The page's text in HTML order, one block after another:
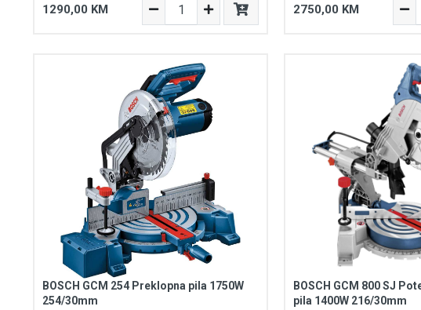
1290,00 KM 2750,00 KM
BOSCH GCM 254 Preklopna pila 1750W
254/30mm
BOSCH GCM 800 SJ
pila 1400W 216/30mm